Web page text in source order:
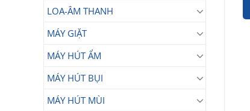
LOA-ÂM THANH
MÁY GIẶT
MÁY HÚT ẨM
MÁY HÚT BỤI
MÁY HÚT MÙI